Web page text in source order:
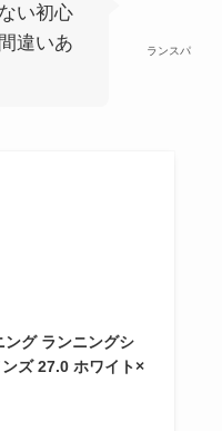
ランスパ
い初心
違いあ
グ ランニングシ
ズ 27.0 ホワイト×